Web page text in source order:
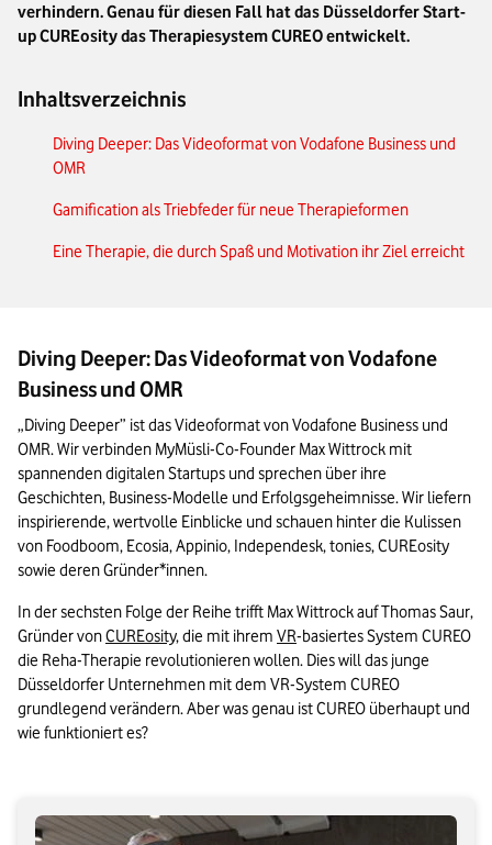
verhindern. Genau für diesen Fall hat das Düsseldorfer Start-
up CUREosity das Therapiesystem CUREO entwickelt.
Inhaltsverzeichnis
Diving Deeper: Das Videoformat von Vodafone Business und
OMR
Gamification als Triebfeder für neue Therapieformen
Eine Therapie, die durch Spaß und Motivation ihr Ziel erreicht
Diving Deeper: Das Videoformat von Vodafone
Business und OMR
„Diving Deeper” ist das Videoformat von Vodafone Business und
OMR. Wir verbinden MyMüsli-Co-Founder Max Wittrock mit
spannenden digitalen Startups und sprechen über ihre
Geschichten, Business-Modelle und Erfolgsgeheimnisse. Wir liefern
inspirierende, wertvolle Einblicke und schauen hinter die Kulissen
von Foodboom, Ecosia, Appinio, Independesk, tonies, CUREosity
sowie deren Gründer*innen.
In der sechsten Folge der Reihe trifft Max Wittrock auf Thomas Saur,
Gründer von CUREosity, die mit ihrem VR-basiertes System CUREO
die Reha-Therapie revolutionieren wollen. Dies will das junge
Düsseldorfer Unternehmen mit dem VR-System CUREO
grundlegend verändern. Aber was genau ist CUREO überhaupt und
wie funktioniert es?